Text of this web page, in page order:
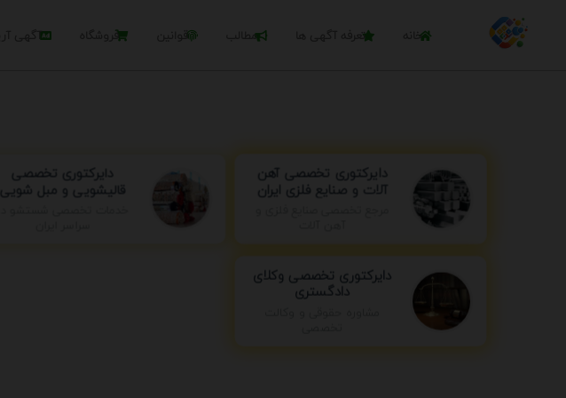
خانه تعرفه آگهی ها مطالب قوانین فروشگاه آگهی آریا
دایرکتوری تخصصی آهن
آلات و صنایع فلزی ایران
دایرکتوری تخصصی
قالیشویی و مبل شویی
دایرکتوری تخصصی وکلای
دادگستری